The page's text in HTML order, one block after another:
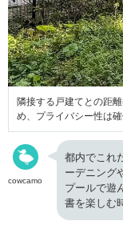
隣接する戸建てとの距
め、プライバシー性は
cowcamo
都内でこれ
ーデニング
プールで遊
書を楽しむ